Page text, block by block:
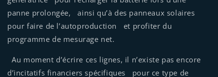
panne prolongée, ainsi qu’à des panneaux solaires
pour faire de l’autoproduction et profiter du
programme de mesurage net.
Au moment d’écrire ces lignes, il n’existe pas encore
d’incitatifs financiers spécifiques pour ce type de